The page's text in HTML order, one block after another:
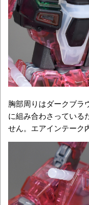
胸部周りはダークブラ
に組み合わさっている
せん。エアインテーク